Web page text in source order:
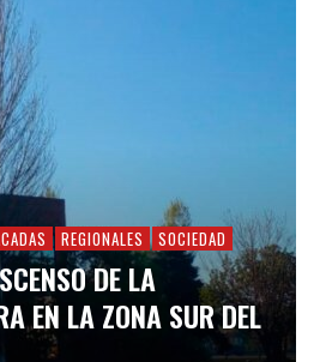
REGIONALES SOCIEDAD
DE LA
EN LA ZONA SUR DEL